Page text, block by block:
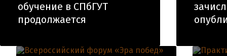
обучение в СПбГУТ
продолжается